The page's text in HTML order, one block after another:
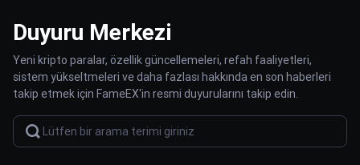
Duyuru Merkezi
Yeni kripto paralar, özellik güncellemeleri, refah faaliyetleri,
sistem yükseltmeleri ve daha fazlası hakkında en son haberleri
takip etmek için FameEX'in resmi duyurularını takip edin.